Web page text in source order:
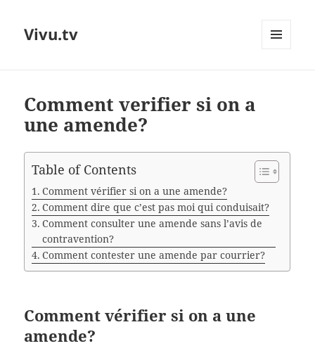
Vivu.tv
Comment verifier si on a
une amende?
Table of Contents
Comment vérifier si on a une amende?
Comment dire que c’est pas moi qui conduisait?
Comment consulter une amende sans l’avis de
contravention?
Comment contester une amende par courrier?
Comment vérifier si on a une
amende?